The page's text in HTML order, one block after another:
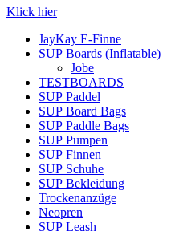
Klick hier
JayKay E-Finne
SUP Boards (Inflatable)
Jobe
TESTBOARDS
SUP Paddel
SUP Board Bags
SUP Paddle Bags
SUP Pumpen
SUP Finnen
SUP Schuhe
SUP Bekleidung
Trockenanzüge
Neopren
SUP Leash